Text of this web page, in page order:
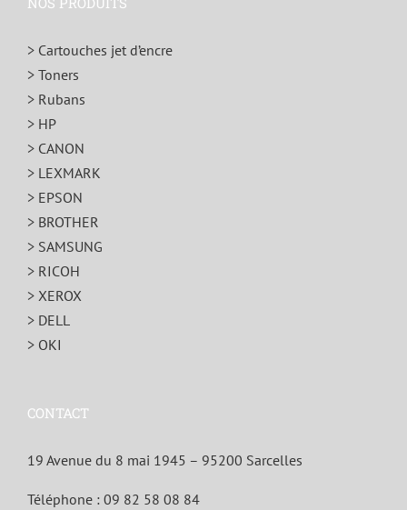
> Cartouches jet d’encre
> Toners
> Rubans
> HP
> CANON
> LEXMARK
> EPSON
> BROTHER
> SAMSUNG
> RICOH
> XEROX
> DELL
> OKI
CONTACT
19 Avenue du 8 mai 1945 – 95200 Sarcelles
Téléphone : 09 82 58 08 84